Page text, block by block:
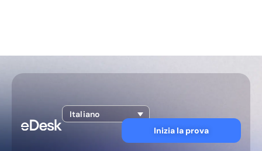
Italiano
Inizia la prova